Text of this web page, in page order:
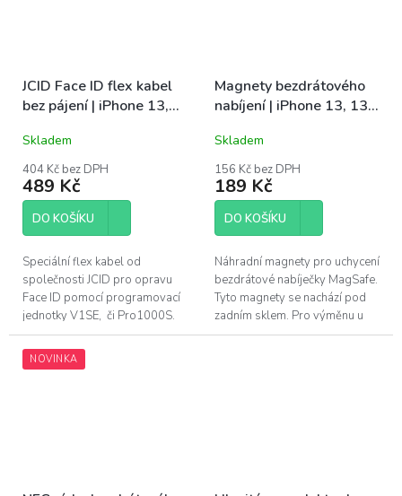
JCID Face ID flex kabel
bez pájení | iPhone 13,
Skladem
404 Kč bez DPH
489 Kč
DO KOŠÍKU
Speciální flex kabel od
společnosti JCID pro opravu
Face ID pomocí programovací
jednotky V1SE, či Pro1000S.
Pro opravu DOT projektoru u
Apple iPhone 13 a 13 Mini
bez...
Magnety bezdrátového
nabíjení | iPhone 13, 13
Skladem
156 Kč bez DPH
189 Kč
DO KOŠÍKU
Náhradní magnety pro uchycení
bezdrátové nabíječky MagSafe.
Tyto magnety se nachází pod
zadním sklem. Pro výměnu u
Apple iPhone 13, iPhone 13
NOVINKA